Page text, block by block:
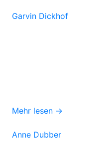
Garvin Dickhof
Mehr lesen →
Anne Dubber